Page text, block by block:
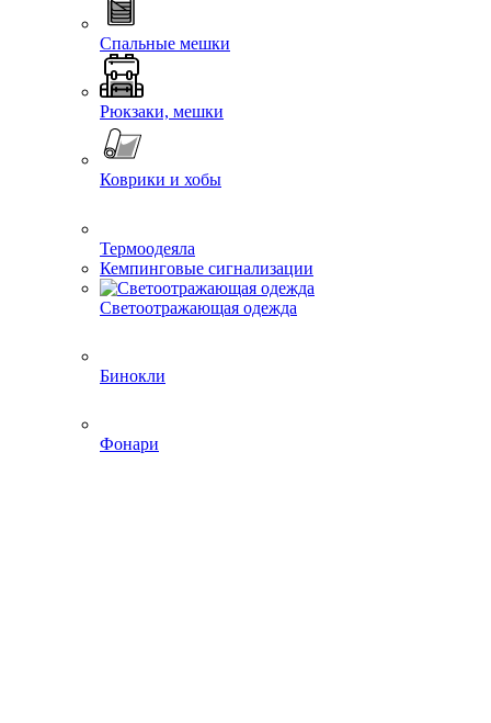
Спальные мешки
Рюкзаки, мешки
Коврики и хобы
Термоодеяла
Кемпинговые сигнализации
Светоотражающая одежда
Бинокли
Фонари